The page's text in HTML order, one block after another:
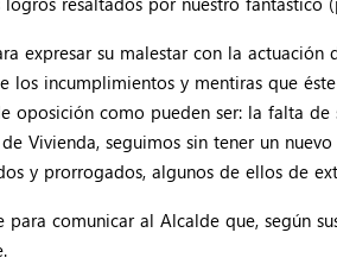
expresar su malestar con la
los incumplimientos y mentiras que
oposición como pueden ser: la falta
Vivienda, seguimos sin tener un
y prorrogados, algunos de ellos de
para comunicar al Alcalde que, según